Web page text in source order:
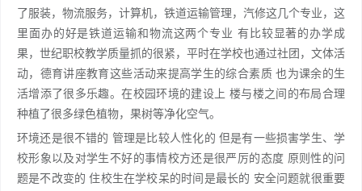
了服装，物流服务，计算机，铁道运输管理，汽修这几个专业，这
里面办的好是铁道运输和物流这两个专业 有比较显著的办学成
果，世纪职校教学质量抓的很紧，平时在学校也通过社团，文体活
动，德育讲座教育这些活动来提高学生的综合素质 也为课余的生
活增添了很多乐趣。在校园环境的建设上 楼与楼之间的布局合理
种植了很多绿色植物，果树等净化空气。
环境还是很不错的 管理是比较人性化的 但是有一些损害学生、学
校形象以及对学生不好的事情校方还是很严厉的态度 原则性的问
题是不改变的 住校生在学校呆的时间是最长的 安全问题就很重要